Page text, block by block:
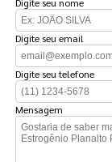
Digite seu email
Digite seu telefone
Mensagem